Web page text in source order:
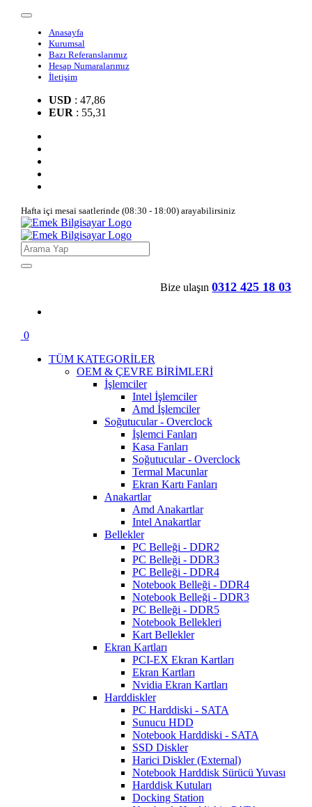
Anasayfa
Kurumsal
Bazı Referanslarımız
Hesap Numaralarımız
İletişim
USD : 47,86
EUR : 55,31
Hafta içi mesai saatlerinde (08:30 - 18:00) arayabilirsiniz
Bize ulaşın 0312 425 18 03
0
TÜM KATEGORİLER
OEM & ÇEVRE BİRİMLERİ
İşlemciler
Intel İşlemciler
Amd İşlemciler
Soğutucular - Overclock
İşlemci Fanları
Kasa Fanları
Soğutucular - Overclock
Termal Macunlar
Ekran Kartı Fanları
Anakartlar
Amd Anakartlar
Intel Anakartlar
Bellekler
PC Belleği - DDR2
PC Belleği - DDR3
PC Belleği - DDR4
Notebook Belleği - DDR4
Notebook Belleği - DDR3
PC Belleği - DDR5
Notebook Bellekleri
Kart Bellekler
Ekran Kartları
PCI-EX Ekran Kartları
Ekran Kartları
Nvidia Ekran Kartları
Harddiskler
PC Harddiski - SATA
Sunucu HDD
Notebook Harddiski - SATA
SSD Diskler
Harici Diskler (External)
Notebook Harddisk Sürücü Yuvası
Harddisk Kutuları
Docking Station